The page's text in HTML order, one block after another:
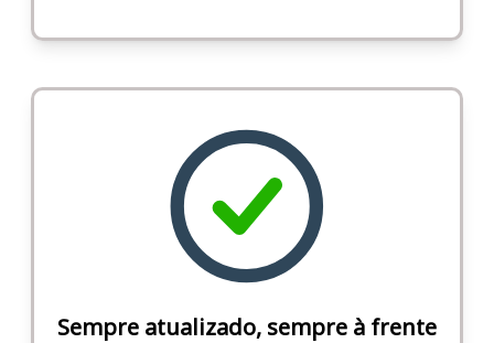
Sempre atualizado, sempre à frente